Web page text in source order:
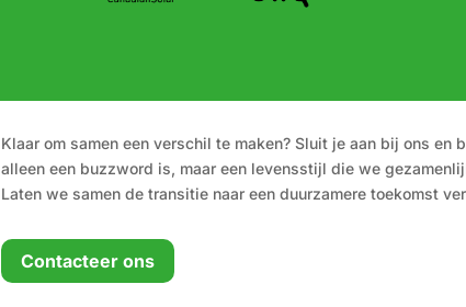
Klaar om samen een verschil te maken? Sluit je aan bij ons
alleen een buzzword is, maar een levensstijl die we
Laten we samen de transitie naar een duurzamere toekomst
Contacteer ons